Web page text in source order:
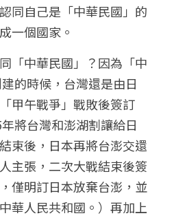
同自己是「中華民國」的
一個國家。
「中華民國」？因為「中
的時候，台灣還是由日
甲午戰爭」戰敗後簽訂
將台灣和澎湖割讓給日
束後，日本再將台澎交還
主張，二次大戰結束後簽
僅明訂日本放棄台澎，並
華人民共和國。）再加上